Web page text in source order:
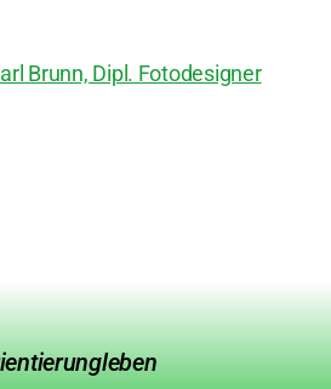
Brunn, Dipl. Fotodesigner